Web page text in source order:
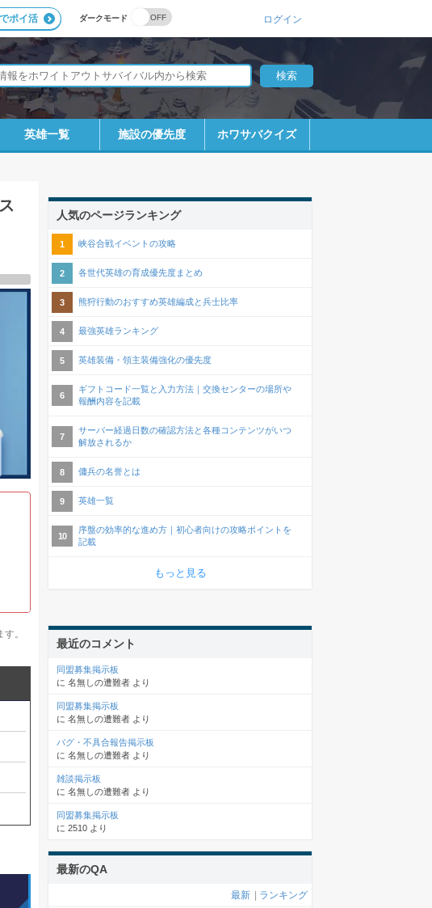
ダークモード
ポイ活 ログイン
英雄一覧 施設の優先度 ホワサバクイズ
。
人気のページランキング
峡谷合戦イベントの攻略
各世代英雄の育成優先度まとめ
熊狩行動のおすすめ英雄編成と兵士比率
最強英雄ランキング
英雄装備・領主装備強化の優先度
ギフトコード一覧と入力方法｜交換センターの場所や
報酬内容を記載
サーバー経過日数の確認方法と各種コンテンツがいつ
解放されるか
傭兵の名誉とは
英雄一覧
序盤の効率的な進め方｜初心者向けの攻略ポイントを
記載
もっと見る
最近のコメント
同盟募集掲示板
に 名無しの遭難者 より
同盟募集掲示板
に 名無しの遭難者 より
バグ・不具合報告掲示板
に 名無しの遭難者 より
雑談掲示板
に 名無しの遭難者 より
同盟募集掲示板
に 2510 より
最新のQA
最新 ランキング